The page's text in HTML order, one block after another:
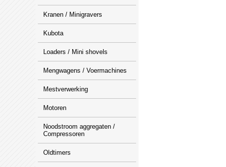
Kranen / Minigravers
Kubota
Loaders / Mini shovels
Mengwagens / Voermachines
Mestverwerking
Motoren
Noodstroom aggregaten /
Compressoren
Oldtimers